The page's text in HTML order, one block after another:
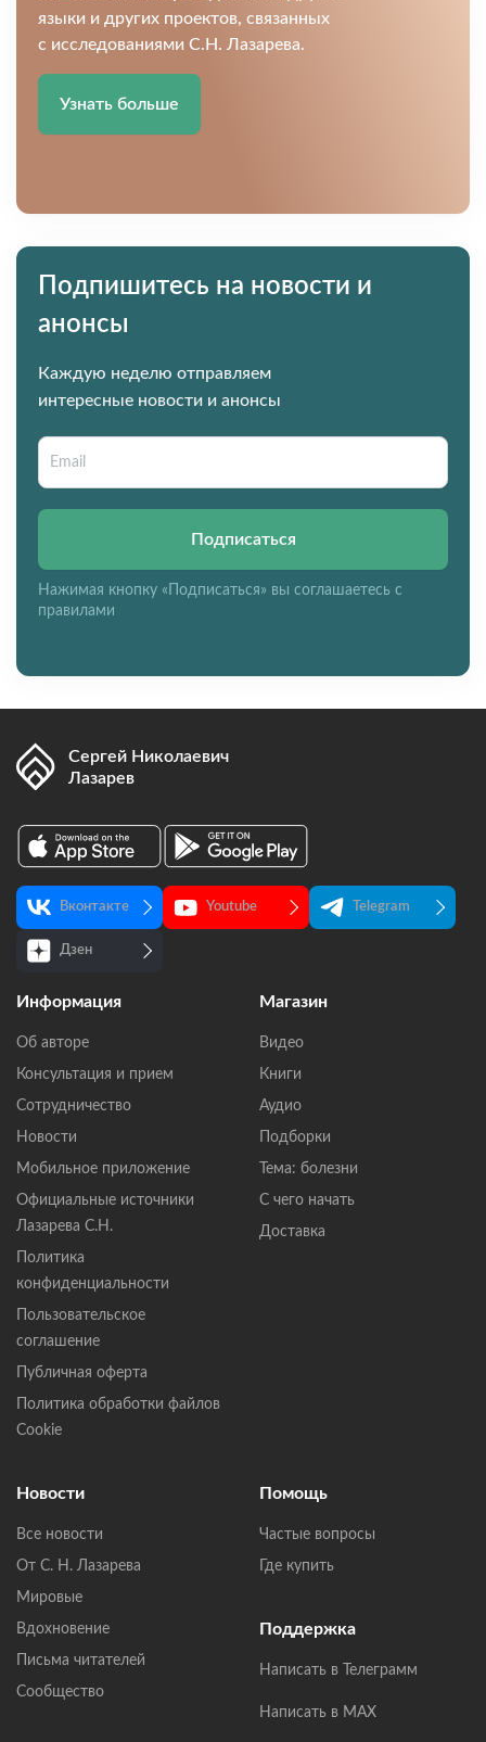
языки и других проектов, связанных
с исследованиями С.Н. Лазарева.
Узнать больше
Подпишитесь на новости и
анонсы
Каждую неделю отправляем
интересные новости и анонсы
Подписаться
Нажимая кнопку «Подписаться» вы соглашаетесь с
правилами
Сергей Николаевич
Лазарев
Вконтакте Youtube Telegram
Дзен
Информация
Об авторе
Консультация и прием
Сотрудничество
Новости
Мобильное приложение
Официальные источники
Лазарева С.Н.
Политика
конфиденциальности
Пользовательское
соглашение
Публичная оферта
Политика обработки файлов
Cookie
Магазин
Видео
Книги
Аудио
Подборки
Тема: болезни
С чего начать
Доставка
Новости
Все новости
От С. Н. Лазарева
Мировые
Вдохновение
Письма читателей
Сообщество
Помощь
Частые вопросы
Где купить
Поддержка
Написать в Телеграмм
Написать в MAX